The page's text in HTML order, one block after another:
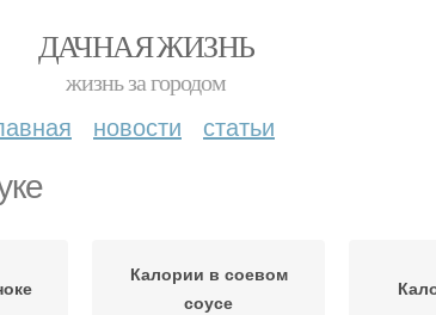
ДАЧНАЯ ЖИЗНЬ
жизнь за городом
новости статьи
Калории в соевом
соусе